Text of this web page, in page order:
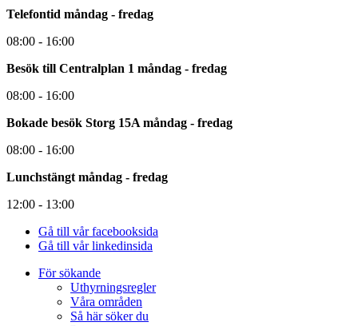
Telefontid måndag - fredag
08:00 - 16:00
Besök till Centralplan 1 måndag - fredag
08:00 - 16:00
Bokade besök Storg 15A måndag - fredag
08:00 - 16:00
Lunchstängt måndag - fredag
12:00 - 13:00
Gå till vår facebooksida
Gå till vår linkedinsida
För sökande
Uthyrningsregler
Våra områden
Så här söker du